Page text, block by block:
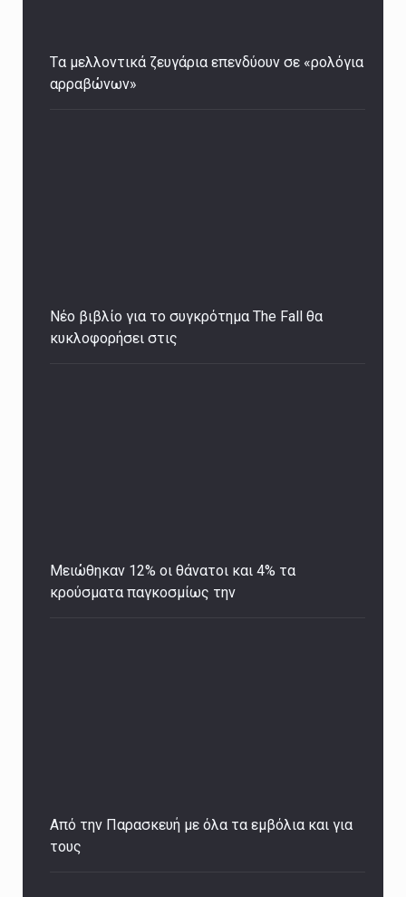
Tα μελλοντικά ζευγάρια επενδύουν σε «ρολόγια
αρραβώνων»
Νέο βιβλίο για το συγκρότημα The Fall θα
κυκλοφορήσει στις
Μειώθηκαν 12% οι θάνατοι και 4% τα
κρούσματα παγκοσμίως την
Από την Παρασκευή με όλα τα εμβόλια και για
τους